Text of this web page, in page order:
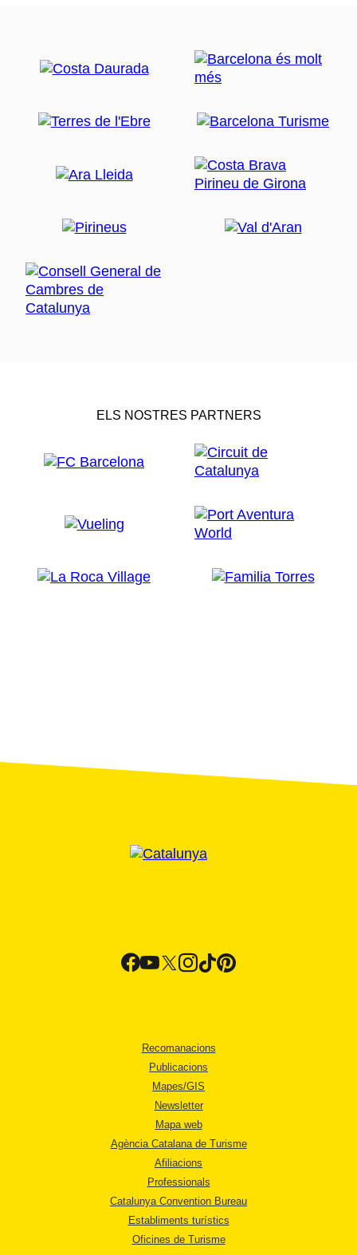
ELS NOSTRES PARTNERS
Recomanacions
Publicacions
Mapes/GIS
Newsletter
Mapa web
Agència Catalana de Turisme
Afiliacions
Professionals
Catalunya Convention Bureau
Establiments turístics
Oficines de Turisme